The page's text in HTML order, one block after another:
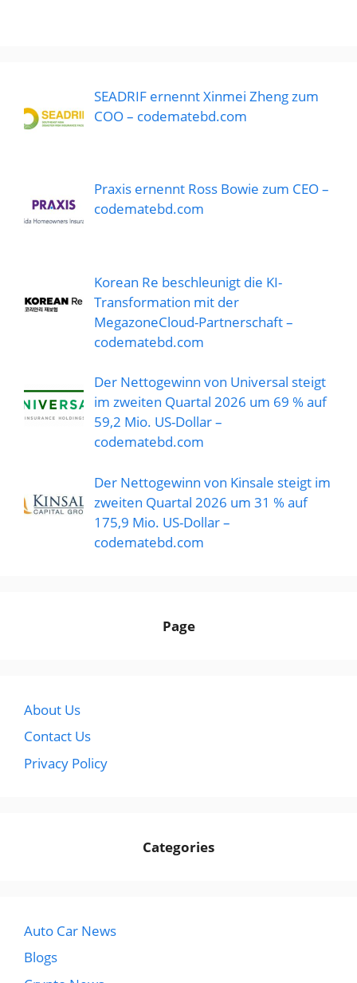
SEADRIF ernennt Xinmei Zheng zum
COO – codematebd.com
Praxis ernennt Ross Bowie zum CEO –
codematebd.com
Korean Re beschleunigt die KI-
Transformation mit der
MegazoneCloud-Partnerschaft –
codematebd.com
Der Nettogewinn von Universal steigt
im zweiten Quartal 2026 um 69 % auf
59,2 Mio. US-Dollar –
codematebd.com
Der Nettogewinn von Kinsale steigt im
zweiten Quartal 2026 um 31 % auf
175,9 Mio. US-Dollar –
codematebd.com
Page
About Us
Contact Us
Privacy Policy
Categories
Auto Car News
Blogs